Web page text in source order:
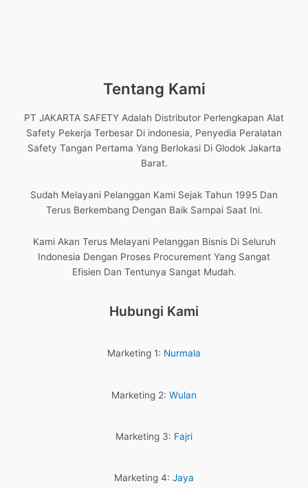
Tentang Kami
PT JAKARTA SAFETY Adalah Distributor Perlengkapan Alat
Safety Pekerja Terbesar Di indonesia, Penyedia Peralatan
Safety Tangan Pertama Yang Berlokasi Di Glodok Jakarta
Barat.
Sudah Melayani Pelanggan Kami Sejak Tahun 1995 Dan
Terus Berkembang Dengan Baik Sampai Saat Ini.
Kami Akan Terus Melayani Pelanggan Bisnis Di Seluruh
Indonesia Dengan Proses Procurement Yang Sangat
Efisien Dan Tentunya Sangat Mudah.
Hubungi Kami
Marketing 1: Nurmala
Marketing 2: Wulan
Marketing 3: Fajri
Marketing 4: Jaya